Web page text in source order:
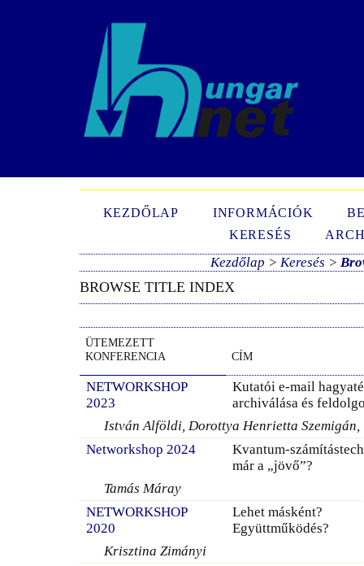
KEZDŐLAP INFORMÁCIÓK
KERESÉS
Kezdőlap >Keresés >
BROWSE TITLE INDEX
ÜTEMEZETT
KONFERENCIA
CÍM
NETWORKSHOP
2023
Kutatói e-mail
archiválása és
István Alföldi, Dorottya Henrietta
Networkshop 2024
Kvantum-
már a „jövő”?
Tamás Máray
NETWORKSHOP
2020
Lehet másként?
Együttműködés?
Krisztina Zimányi